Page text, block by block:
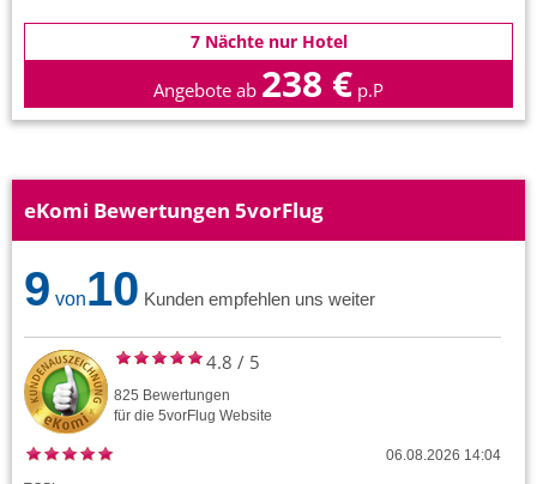
7 Nächte nur Hotel
Angebote ab 238 € p.P
eKomi Bewertungen 5vorFlug
9 von10 Kunden empfehlen uns weiter
4.8 / 5
825 Bewertungen
für die 5vorFlug Website
06.08.2026 14:04